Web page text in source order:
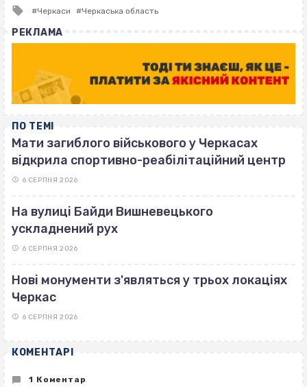
Tagged
Черкаси Черкаська область
РЕКЛАМА
ПО ТЕМІ
Мати загиблого військового у Черкасах
відкрила спортивно-реабілітаційний центр
6 СЕРПНЯ 2026
На вулиці Байди Вишневецького
ускладнений рух
6 СЕРПНЯ 2026
Нові монументи з'являться у трьох локаціях
Черкас
6 СЕРПНЯ 2026
КОМЕНТАРІ
1 Коментар